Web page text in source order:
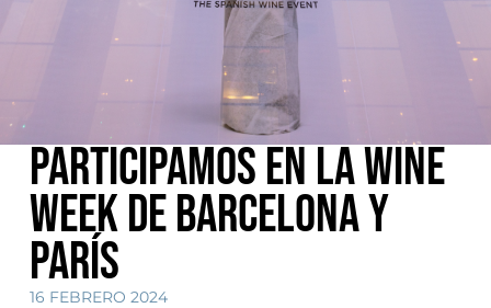
Participamos en la Wine
Week de Barcelona y
París
16 FEBRERO 2024